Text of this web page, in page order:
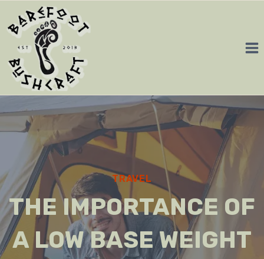
content
TRAVEL
THE IMPORTANCE OF
A LOW BASE WEIGHT